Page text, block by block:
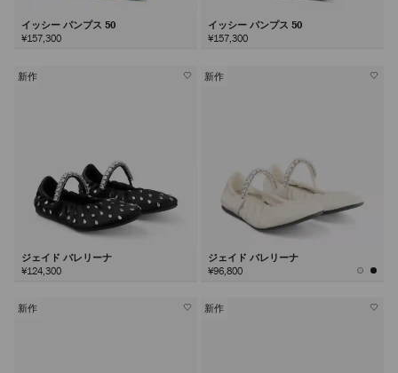
イッシー パンプス 50
¥157,300
イッシー パンプス 50
¥157,300
新作
ジェイド バレリーナ
¥124,300
新作
ジェイド バレリーナ
¥96,800
新作 新作